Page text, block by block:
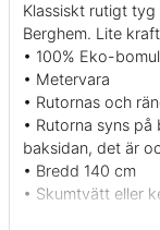
Klassiskt rutigt
Berghem. Lite
• 100% Eko-
• Metervara
• Rutornas och
• Rutorna syns
baksidan, det är
• Bredd 140 cm
• Skumtvätt eller
• Martindale